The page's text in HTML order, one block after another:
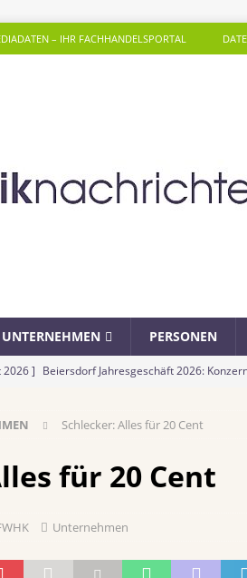
– IHR FACHHANDELSPORTAL
UNTERNEHMEN PERSONEN
2026 ] Beiersdorf Jahresgeschäft 2026:
]
Vom Azubi zur Führungskraft: budni
2026 ]
ROSSMANN und Viva con Agua:
]
mehr vom leben tag: dm Österreich
Schlecker: Alles für 20 Cent
für 20 Cent
Unternehmen